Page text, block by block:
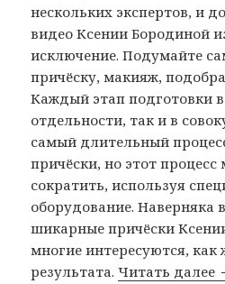
нескольких экспертов, и
видео Ксении Бородиной
исключение. Подумайте
причёску, макияж,
Каждый этап подготовки
отдельности, так и в
самый длительный
причёски, но этот
сократить, используя
оборудование. Наверняка
шикарные причёски
многие интересуются, как
результата.Читать далее